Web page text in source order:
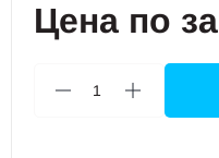
Цена по
1